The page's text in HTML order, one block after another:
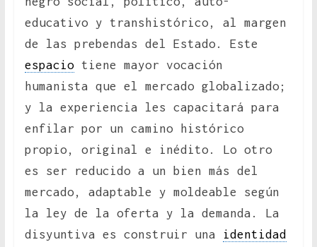
educativo y transhistórico, al margen
de las prebendas del Estado. Este
espaciotiene mayor vocación
humanista que el mercado globalizado;
y la experiencia les capacitará para
enfilar por un camino histórico
propio, original e inédito. Lo otro
es ser reducido a un bien más del
mercado, adaptable y moldeable según
la ley de la oferta y la demanda. La
disyuntiva es construir una
identidad